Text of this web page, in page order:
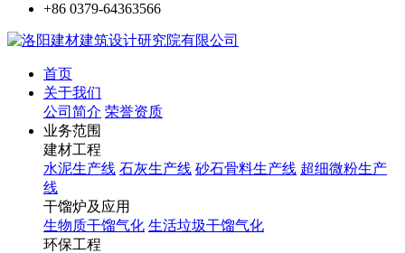
+86 0379-64363566
首页
关于我们
公司简介 荣誉资质
业务范围
建材工程
水泥生产线 石灰生产线 砂石骨料生产线 超细微粉生产
线
干馏炉及应用
生物质干馏气化 生活垃圾干馏气化
环保工程